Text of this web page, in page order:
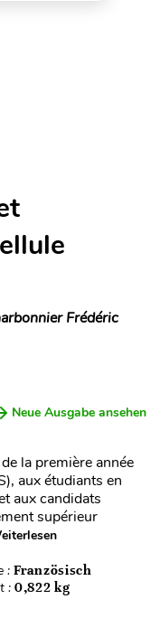
Frédéric
Neue Ausgabe ansehen
la première année
aux étudiants en
aux candidats
supérieur
: Französisch
: 0,822 kg